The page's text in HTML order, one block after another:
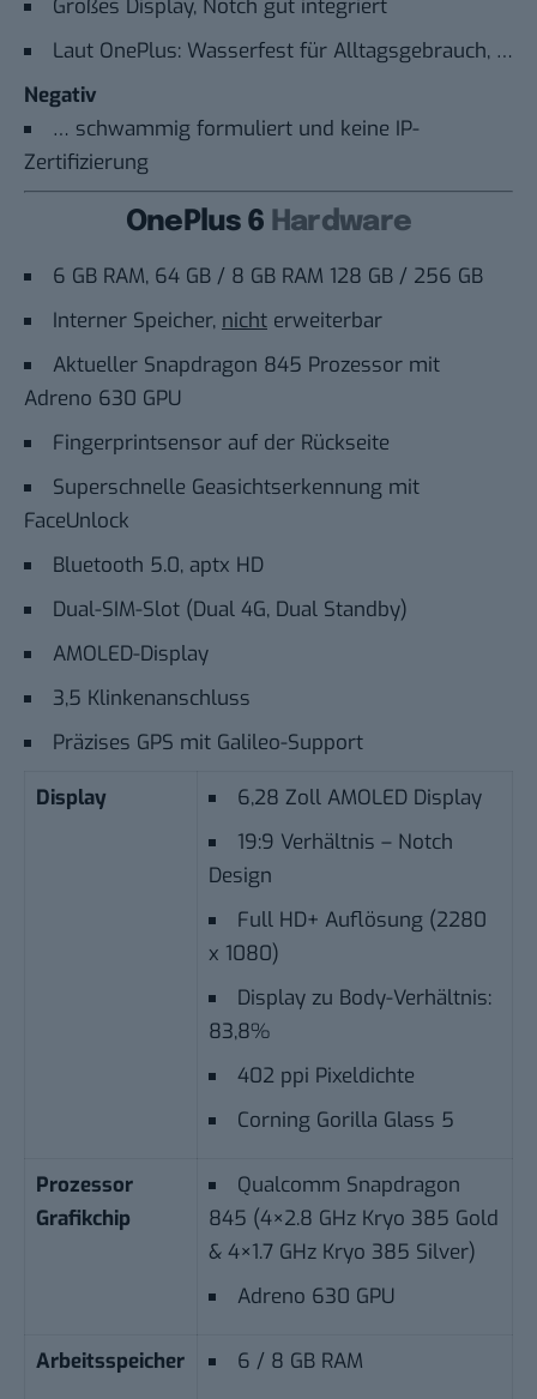
Großes Display, Notch gut integriert
Laut OnePlus: Wasserfest für Alltagsgebrauch, …
Negativ
… schwammig formuliert und keine IP-
Zertifizierung
OnePlus 6 Hardware
6 GB RAM, 64 GB / 8 GB RAM 128 GB / 256 GB
Interner Speicher, nicht erweiterbar
Aktueller Snapdragon 845 Prozessor mit
Adreno 630 GPU
Fingerprintsensor auf der Rückseite
Superschnelle Geasichtserkennung mit
FaceUnlock
Bluetooth 5.0, aptx HD
Dual-SIM-Slot (Dual 4G, Dual Standby)
AMOLED-Display
3,5 Klinkenanschluss
Präzises GPS mit Galileo-Support
Display
6,28 Zoll AMOLED Display
19:9 Verhältnis – Notch
Design
Full HD+ Auflösung (2280
x 1080)
Display zu Body-Verhältnis:
83,8%
402 ppi Pixeldichte
Corning Gorilla Glass 5
Prozessor
Grafikchip
Qualcomm Snapdragon
845 (4×2.8 GHz Kryo 385 Gold
& 4×1.7 GHz Kryo 385 Silver)
Adreno 630 GPU
Arbeitsspeicher 6 / 8 GB RAM